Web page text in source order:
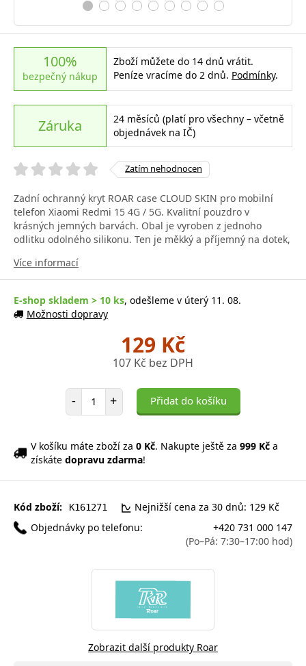
100%
bezpečný nákup
Zboží můžete do 14 dnů vrátit.
Peníze vracíme do 2 dnů. Podmínky.
Záruka
24 měsíců (platí pro všechny – včetně
objednávek na IČ)
Zatím nehodnocen
Zadní ochranný kryt ROAR case CLOUD SKIN pro mobilní
telefon Xiaomi Redmi 15 4G / 5G. Kvalitní pouzdro v
krásných jemných barvách. Obal je vyroben z jednoho
odlitku odolného silikonu. Ten je měkký a příjemný na dotek,
Více informací
E-shop skladem > 10 ks, odešleme v úterý 11. 08.
Možnosti dopravy
129 Kč
107 Kč bez DPH
- Počet položek
+ Přidat do košíku
V košíku máte zboží za 0 Kč. Nakupte ještě za 999 Kč a
získáte dopravu zdarma!
Kód zboží: K161271
Nejnižší cena za 30 dnů: 129 Kč
Objednávky po telefonu:
+420 731 000 147
(Po–Pá: 7:30–17:00 hod)
Zobrazit další produkty Roar